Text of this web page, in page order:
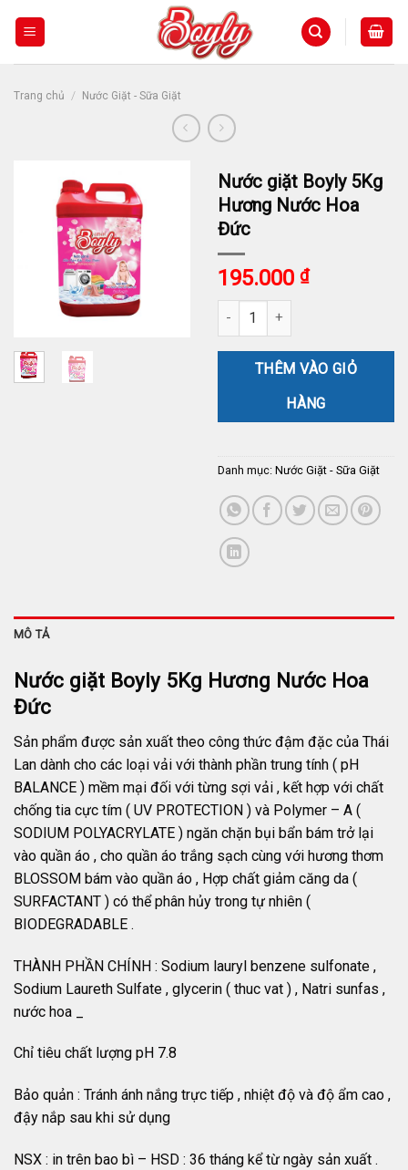
Trang chủ / Nước Giặt - Sữa Giặt
Nước giặt Boyly 5Kg
Hương Nước Hoa
Đức
195.000 ₫
Nước giặt Boyly 5Kg Hương
THÊM VÀO GIỎ
HÀNG
Danh mục: Nước Giặt - Sữa Giặt
MÔ TẢ
Nước giặt Boyly 5Kg Hương Nước Hoa
Đức
Sản phẩm được sản xuất theo công thức đậm đặc của Thái
Lan dành cho các loại vải với thành phần trung tính ( pH
BALANCE ) mềm mại đối với từng sợi vải , kết hợp với chất
chống tia cực tím ( UV PROTECTION ) và Polymer – A (
SODIUM POLYACRYLATE ) ngăn chặn bụi bẩn bám trở lại
vào quần áo , cho quần áo trắng sạch cùng với hương thơm
BLOSSOM bám vào quần áo , Hợp chất giảm căng da (
SURFACTANT ) có thể phân hủy trong tự nhiên (
BIODEGRADABLE .
THÀNH PHẦN CHÍNH : Sodium lauryl benzene sulfonate ,
Sodium Laureth Sulfate , glycerin ( thuc vat ) , Natri sunfas ,
nước hoa _
Chỉ tiêu chất lượng pH 7.8
Bảo quản : Tránh ánh nắng trực tiếp , nhiệt độ và độ ẩm cao ,
đậy nắp sau khi sử dụng
NSX : in trên bao bì – HSD : 36 tháng kể từ ngày sản xuất .